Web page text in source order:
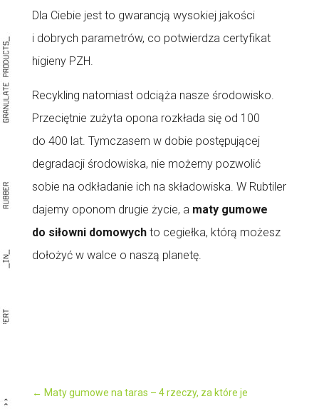
Dla Ciebie jest to gwarancją wysokiej jakości
i dobrych parametrów, co potwierdza certyfikat
higieny PZH.
Recykling natomiast odciąża nasze środowisko.
Przeciętnie zużyta opona rozkłada się od 100
do 400 lat. Tymczasem w dobie postępującej
degradacji środowiska, nie możemy pozwolić
sobie na odkładanie ich na składowiska. W Rubtiler
dajemy oponom drugie życie, a maty gumowe
do siłowni domowych to cegiełka, którą możesz
dołożyć w walce o naszą planetę.
← Maty gumowe na taras – 4 rzeczy, za które je